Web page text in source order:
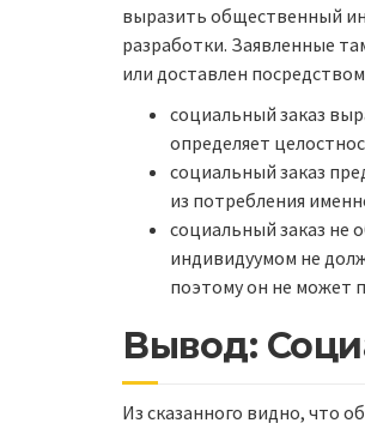
выразить общественный
разработки. Заявленные
или доставлен
социальный заказ
определяет
социальный заказ
из потребления
социальный заказ не
индивидуумом не
поэтому он не может
Вывод:
Из сказанного видно, что